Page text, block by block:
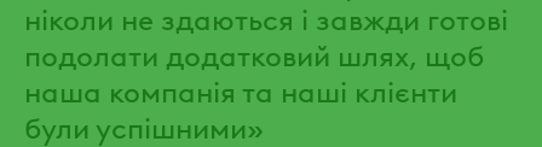
ніколи не здаються і завжди готові
подолати додатковий шлях, щоб
наша компанія та наші клієнти
були успішними»